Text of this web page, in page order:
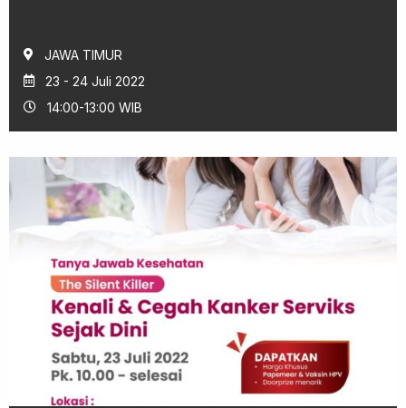
JAWA TIMUR
23 - 24 Juli 2022
14:00-13:00 WIB